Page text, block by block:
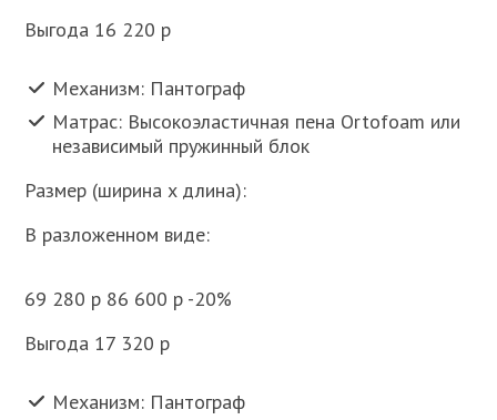
Выгода 16 220 p
Механизм: Пантограф
Матрас: Высокоэластичная пена Ortofoam или
независимый пружинный блок
Размер (ширина x длина):
В разложенном виде:
69 280 p 86 600 p -20%
Выгода 17 320 p
Механизм: Пантограф